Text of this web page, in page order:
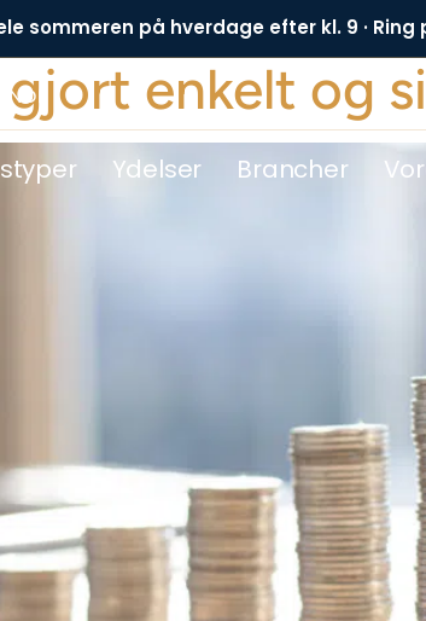
sommeren på hverdage efter kl. 9 · Ring
Ydelser Brancher
enkelt og